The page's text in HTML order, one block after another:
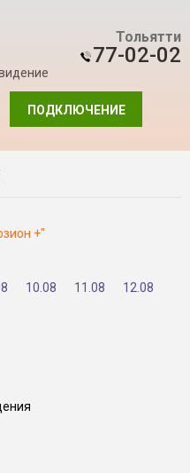
Тольятти
77-02-02
ПОДКЛЮЧЕНИЕ
+"
10.08 11.08 12.08